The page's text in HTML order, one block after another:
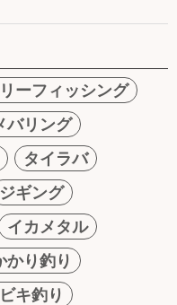
ーフィッシング
バリング
タイラバ
ジギング
イカメタル
かり釣り
キ釣り